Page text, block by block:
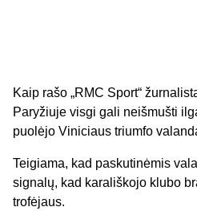
Kaip rašo „RMC Sport“
Paryžiuje visgi gali neišmušti
puolėjo Viniciaus triumfo
Teigiama, kad paskutinėmis
signalų, kad karališkojo klubo
trofėjaus.